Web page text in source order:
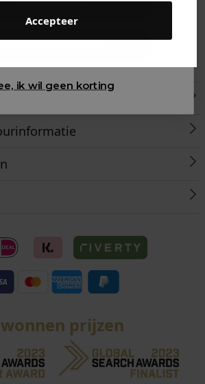
Accepteer
Voor 23:59 besteld
prijzen
Kids kleding
ik wil geen korting